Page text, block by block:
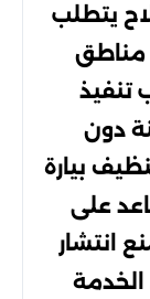
يتطلب
مناطق
تنفيذ
دون
بيارة
على
انتشار
الخدمة